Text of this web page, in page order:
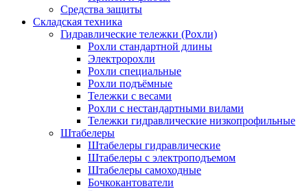
Средства защиты
Складская техника
Гидравлические тележки (Рохли)
Рохли стандартной длины
Электророхли
Рохли специальные
Рохли подъёмные
Тележки с весами
Рохли с нестандартными вилами
Тележки гидравлические низкопрофильные
Штабелеры
Штабелеры гидравлические
Штабелеры с электроподъемом
Штабелеры самоходные
Бочкокантователи